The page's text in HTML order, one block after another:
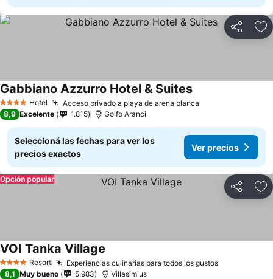
Compartir
4 EstrellasHotel Acceso privado a playa de arena blanca
Gabbiano Azzurro Hotel & Suites
8,9 Excelente 1.815 Golfo Aranci
Seleccioná las fechas para ver los
precios exactos
Ver precios
Compartir
Opción popular
4 EstrellasResort Experiencias culinarias para todos los gustos
VOI Tanka Village
8,1 Muy bueno 5.983 Villasimius